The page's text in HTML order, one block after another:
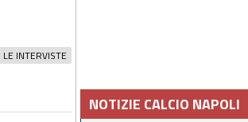
LE INTERVISTE
NOTIZIE CALCIO NAPOLI